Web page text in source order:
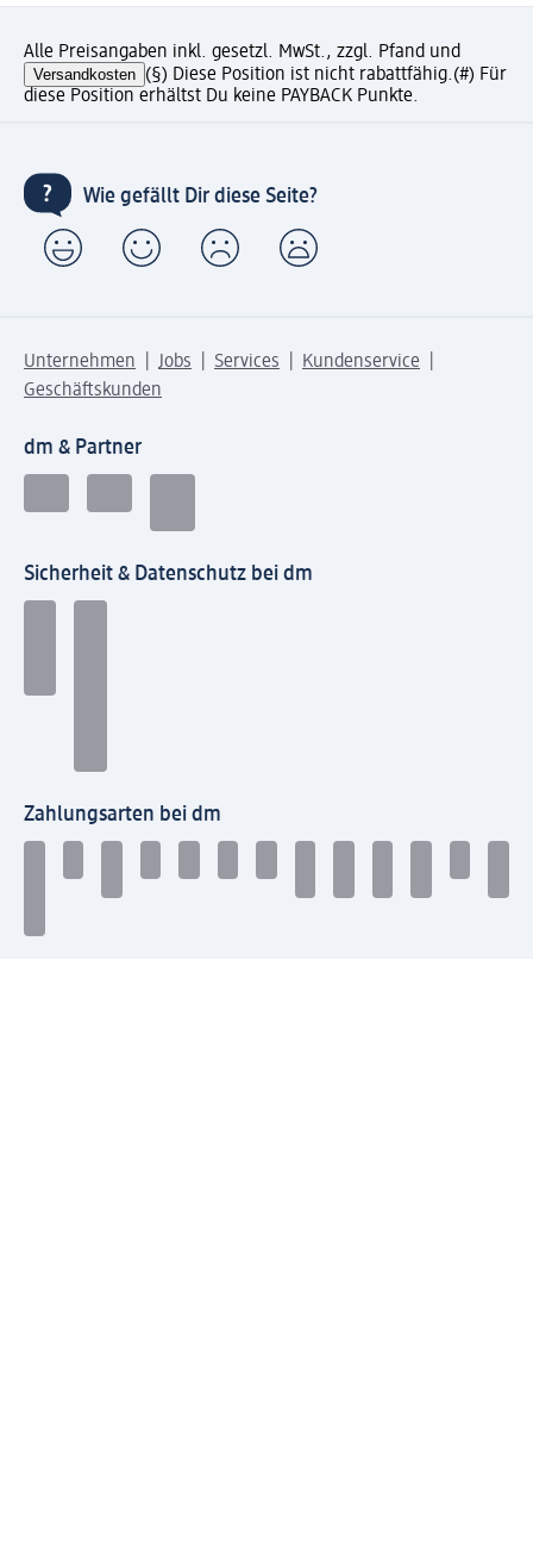
Alle Preisangaben inkl. gesetzl. MwSt., zzgl. Pfand und
Versandkosten (§) Diese Position ist nicht rabattfähig.(#) Für
diese Position erhältst Du keine PAYBACK Punkte.
Wie gefällt Dir diese Seite?
Unternehmen Jobs Services
Kundenservice
Geschäftskunden
dm & Partner
Sicherheit & Datenschutz bei dm
Zahlungsarten bei dm